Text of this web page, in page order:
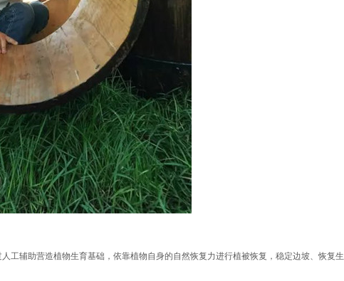
辅助营造植物生育基础，依靠植物自身的自然恢复力进行植被恢复，稳定边坡、恢复